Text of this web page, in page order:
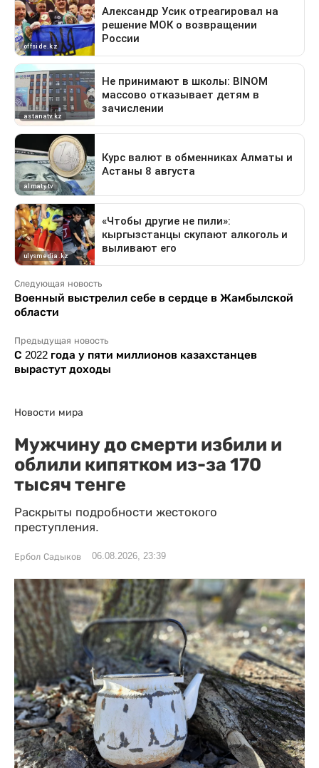
Следующая новость
Военный выстрелил себе в сердце в Жамбылской
области
Предыдущая новость
С 2022 года у пяти миллионов казахстанцев
вырастут доходы
Новости мира
Мужчину до смерти избили и
облили кипятком из-за 170
тысяч тенге
Раскрыты подробности жестокого
преступления.
Ербол Садыков 06.08.2026, 23:39